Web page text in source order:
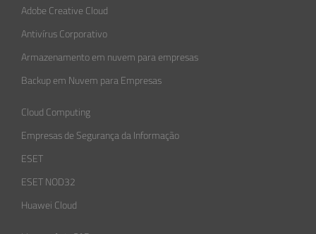
Adobe Creative Cloud
Antivírus Corporativo
Armazenamento em nuvem para empresas
Backup em Nuvem para Empresas
Cloud Computing
Empresas de Segurança da Informação​
ESET
ESET NOD32
Huawei Cloud